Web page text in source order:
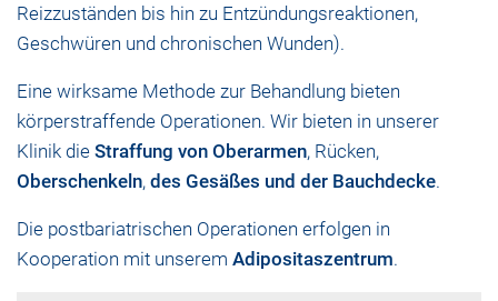
Reizzuständen bis hin zu Entzündungsreaktionen,
Geschwüren und chronischen Wunden).
Eine wirksame Methode zur Behandlung bieten
körperstraffende Operationen. Wir bieten in unserer
Klinik die Straffung von Oberarmen, Rücken,
Oberschenkeln, des Gesäßes und der Bauchdecke.
Die postbariatrischen Operationen erfolgen in
Kooperation mit unserem Adipositaszentrum.